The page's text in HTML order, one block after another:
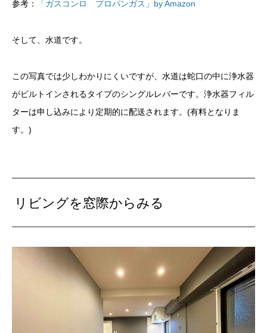
参考： 「ガスコンロ プロパンガス」by Amazon
そして、水道です。
この写真では少しわかりにくいですが、水道は蛇口の中に浄水器
がビルトインされるタイプのシングルレバーです。浄水器フィル
ターは申し込みにより定期的に配送されます。(有料となりま
す。)
リビングを窓際からみる